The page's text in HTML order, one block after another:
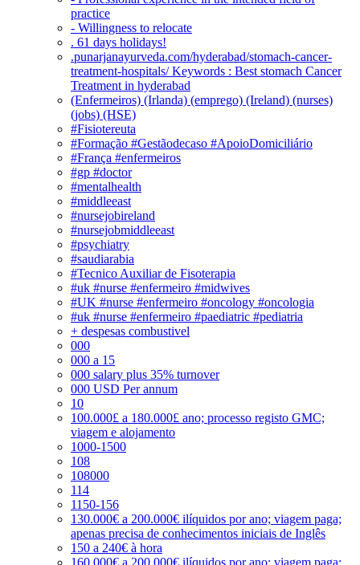
practice
- Willingness to relocate
. 61 days holidays!
.punarjanayurveda.com/hyderabad/stomach-cancer-
treatment-hospitals/ Keywords : Best stomach Cancer
Treatment in hyderabad
(Enfermeiros) (Irlanda) (emprego) (Ireland) (nurses)
(jobs) (HSE)
#Fisiotereuta
#Formação #Gestãodecaso #ApoioDomiciliário
#França #enfermeiros
#gp #doctor
#mentalhealth
#middleeast
#nursejobireland
#nursejobmiddleeast
#psychiatry
#saudiarabia
#Tecnico Auxiliar de Fisoterapia
#uk #nurse #enfermeiro #midwives
#UK #nurse #enfermeiro #oncology #oncologia
#uk #nurse #enfermeiro #paediatric #pediatria
+ despesas combustivel
000
000 a 15
000 salary plus 35% turnover
000 USD Per annum
10
100.000£ a 180.000£ ano; processo registo GMC;
viagem e alojamento
1000-1500
108
108000
114
1150-156
130.000€ a 200.000€ ilíquidos por ano; viagem paga;
apenas precisa de conhecimentos iniciais de Inglês
150 a 240€ à hora
160.000€ a 200.000€ ilíquidos por ano; viagem paga;